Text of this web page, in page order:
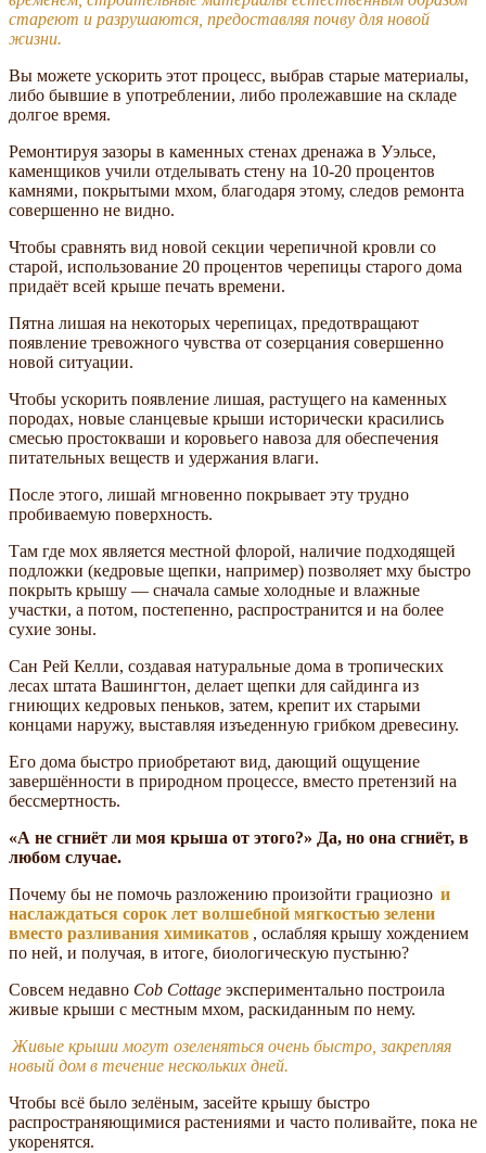
стареют и разрушаются, предоставляя почву для новой
жизни.
Вы можете ускорить этот процесс, выбрав старые материалы,
либо бывшие в употреблении, либо пролежавшие на складе
долгое время.
Ремонтируя зазоры в каменных стенах дренажа в Уэльсе,
каменщиков учили отделывать стену на 10-20 процентов
камнями, покрытыми мхом, благодаря этому, следов ремонта
совершенно не видно.
Чтобы сравнять вид новой секции черепичной кровли со
старой, использование 20 процентов черепицы старого дома
придаёт всей крыше печать времени.
Пятна лишая на некоторых черепицах, предотвращают
появление тревожного чувства от созерцания совершенно
новой ситуации.
Чтобы ускорить появление лишая, растущего на каменных
породах, новые сланцевые крыши исторически красились
смесью простокваши и коровьего навоза для обеспечения
питательных веществ и удержания влаги.
После этого, лишай мгновенно покрывает эту трудно
пробиваемую поверхность.
Там где мох является местной флорой, наличие подходящей
подложки (кедровые щепки, например) позволяет мху быстро
покрыть крышу — сначала самые холодные и влажные
участки, а потом, постепенно, распространится и на более
сухие зоны.
Сан Рей Келли, создавая натуральные дома в тропических
лесах штата Вашингтон, делает щепки для сайдинга из
гниющих кедровых пеньков, затем, крепит их старыми
концами наружу, выставляя изъеденную грибком древесину.
Его дома быстро приобретают вид, дающий ощущение
завершённости в природном процессе, вместо претензий на
бессмертность.
«А не сгниёт ли моя крыша от этого?» Да, но она сгниёт, в
любом случае.
Почему бы не помочь разложению произойти грациозно и
наслаждаться сорок лет волшебной мягкостью зелени
вместо разливания химикатов , ослабляя крышу хождением
по ней, и получая, в итоге, биологическую пустыню?
Совсем недавно Cob Cottage экспериментально построила
живые крыши с местным мхом, раскиданным по нему.
Живые крыши могут озеленяться очень быстро, закрепляя
новый дом в течение нескольких дней.
Чтобы всё было зелёным, засейте крышу быстро
распространяющимися растениями и часто поливайте, пока не
укоренятся.